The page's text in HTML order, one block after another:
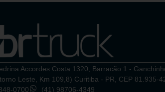
Accordes Costa 1320, Barracão 1 -
Leste, Km 109,8) Curitiba - PR, CEP 81.935-
0700
(41) 98706-4349